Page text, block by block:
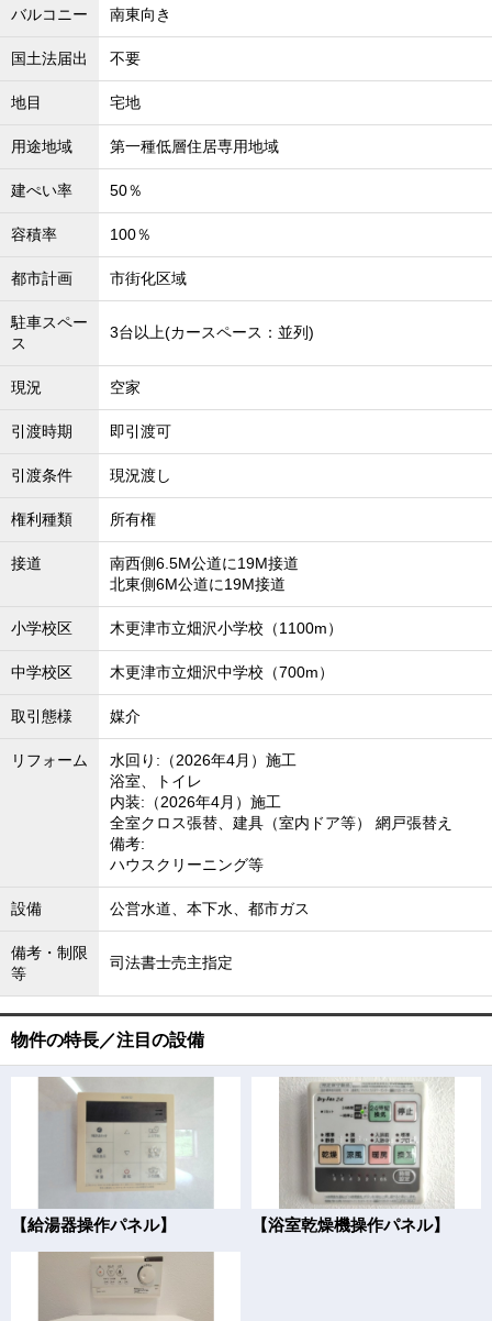
バルコニー 南東向き
国土法届出 不要
地目 宅地
用途地域 第一種低層住居専用地域
建ぺい率 50％
容積率 100％
都市計画 市街化区域
駐車スペー
ス
3台以上(カースペース：並列)
現況 空家
引渡時期 即引渡可
引渡条件 現況渡し
権利種類 所有権
接道
南西側6.5M公道に19M接道
北東側6M公道に19M接道
小学校区 木更津市立畑沢小学校（1100m）
中学校区 木更津市立畑沢中学校（700m）
取引態様 媒介
リフォーム
水回り:（2026年4月）施工
浴室、トイレ
内装:（2026年4月）施工
全室クロス張替、建具（室内ドア等） 網戸張替え
備考:
ハウスクリーニング等
設備 公営水道、本下水、都市ガス
備考・制限
等
司法書士売主指定
物件の特長／注目の設備
【給湯器操作パネル】 【浴室乾燥機操作パネル】
全店舗営業社員募集！